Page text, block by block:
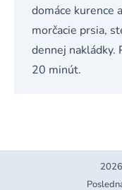
domáce kurence
morčacie prsia,
dennej nakládky.
20 minút.